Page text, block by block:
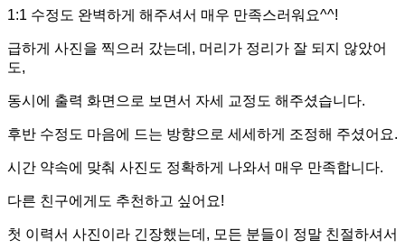
1:1 수정도 완벽하게 해주셔서 매우 만족스러워요^^!
급하게 사진을 찍으러 갔는데, 머리가 정리가 잘 되지 않았어
도,
동시에 출력 화면으로 보면서 자세 교정도 해주셨습니다.
후반 수정도 마음에 드는 방향으로 세세하게 조정해 주셨어요.
시간 약속에 맞춰 사진도 정확하게 나와서 매우 만족합니다.
다른 친구에게도 추천하고 싶어요!
첫 이력서 사진이라 긴장했는데, 모든 분들이 정말 친절하셔서